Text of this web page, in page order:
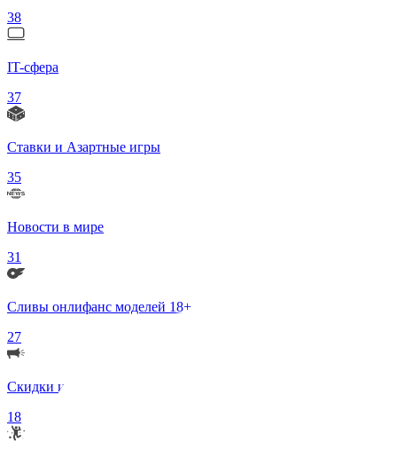
38
IT-сфера
37
Ставки и Азартные игры
35
Новости в мире
31
Сливы онлифанс моделей 18+
27
Скидки и Акции
18